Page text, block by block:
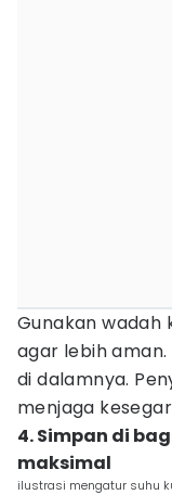
Gunakan wadah
agar lebih
di dalamnya.
menjaga
4. Simpan di
maksimal
ilustrasi mengatur suhu